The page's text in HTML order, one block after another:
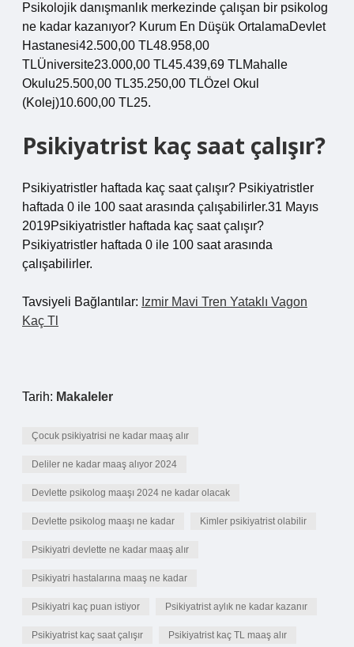
Psikolojik danışmanlık merkezinde çalışan bir psikolog
ne kadar kazanıyor? Kurum En Düşük OrtalamaDevlet
Hastanesi42.500,00 TL48.958,00
TLÜniversite23.000,00 TL45.439,69 TLMahalle
Okulu25.500,00 TL35.250,00 TLÖzel Okul
(Kolej)10.600,00 TL25.
Psikiyatrist kaç saat çalışır?
Psikiyatristler haftada kaç saat çalışır? Psikiyatristler
haftada 0 ile 100 saat arasında çalışabilirler.31 Mayıs
2019Psikiyatristler haftada kaç saat çalışır?
Psikiyatristler haftada 0 ile 100 saat arasında
çalışabilirler.
Tavsiyeli Bağlantılar: Izmir Mavi Tren Yataklı Vagon
Kaç Tl
Tarih: Makaleler
Çocuk psikiyatrisi ne kadar maaş alır
Deliler ne kadar maaş alıyor 2024
Devlette psikolog maaşı 2024 ne kadar olacak
Devlette psikolog maaşı ne kadar Kimler psikiyatrist olabilir
Psikiyatri devlette ne kadar maaş alır
Psikiyatri hastalarına maaş ne kadar
Psikiyatri kaç puan istiyor Psikiyatrist aylık ne kadar kazanır
Psikiyatrist kaç saat çalışır Psikiyatrist kaç TL maaş alır